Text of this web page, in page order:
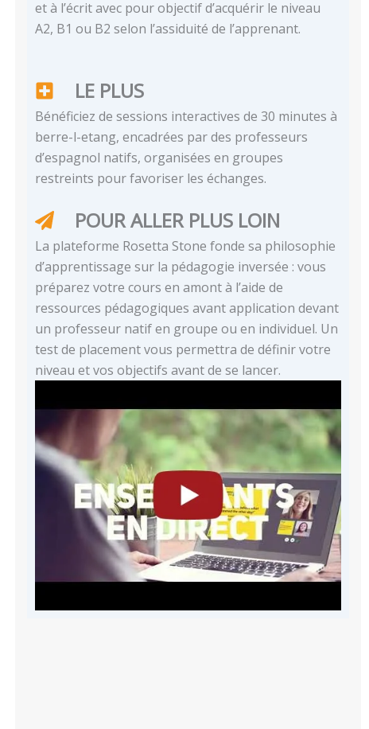
et à l’écrit avec pour objectif d’acquérir le niveau
A2, B1 ou B2 selon l’assiduité de l’apprenant.
LE PLUS
Bénéficiez de sessions interactives de 30 minutes à
berre-l-etang, encadrées par des professeurs
d’espagnol natifs, organisées en groupes
restreints pour favoriser les échanges.
POUR ALLER PLUS LOIN
La plateforme Rosetta Stone fonde sa philosophie
d’apprentissage sur la pédagogie inversée : vous
préparez votre cours en amont à l’aide de
ressources pédagogiques avant application devant
un professeur natif en groupe ou en individuel. Un
test de placement vous permettra de définir votre
niveau et vos objectifs avant de se lancer.